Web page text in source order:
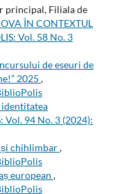
principal, Filiala de
ÎN CONTEXTUL
Vol. 58 No. 3
de eseuri de
2025 ,
Vol. 94 No. 3 (2024):
chihlimbar,
european ,